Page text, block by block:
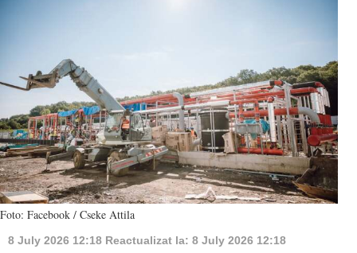
Foto: Facebook / Cseke Attila
8 July 2026 12:18 Reactualizat la: 8 July 2026 12:18